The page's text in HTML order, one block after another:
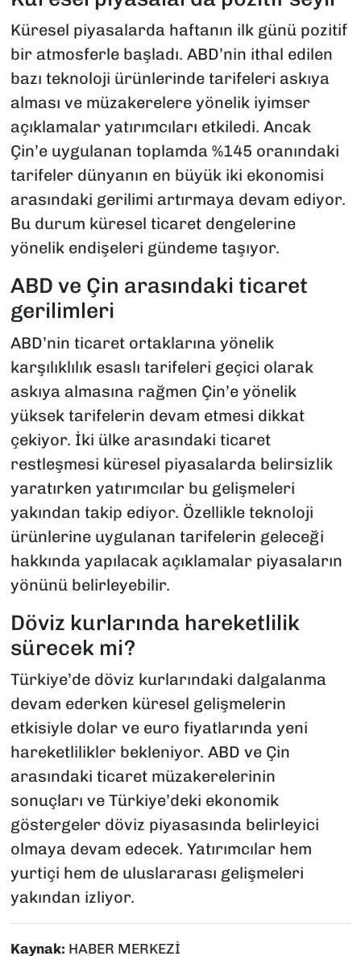
Küresel piyasalarda haftanın ilk günü pozitif
bir atmosferle başladı. ABD’nin ithal edilen
bazı teknoloji ürünlerinde tarifeleri askıya
alması ve müzakerelere yönelik iyimser
açıklamalar yatırımcıları etkiledi. Ancak
Çin’e uygulanan toplamda %145 oranındaki
tarifeler dünyanın en büyük iki ekonomisi
arasındaki gerilimi artırmaya devam ediyor.
Bu durum küresel ticaret dengelerine
yönelik endişeleri gündeme taşıyor.
ABD ve Çin arasındaki ticaret
gerilimleri
ABD’nin ticaret ortaklarına yönelik
karşılıklılık esaslı tarifeleri geçici olarak
askıya almasına rağmen Çin’e yönelik
yüksek tarifelerin devam etmesi dikkat
çekiyor. İki ülke arasındaki ticaret
restleşmesi küresel piyasalarda belirsizlik
yaratırken yatırımcılar bu gelişmeleri
yakından takip ediyor. Özellikle teknoloji
ürünlerine uygulanan tarifelerin geleceği
hakkında yapılacak açıklamalar piyasaların
yönünü belirleyebilir.
Döviz kurlarında hareketlilik
sürecek mi?
Türkiye’de döviz kurlarındaki dalgalanma
devam ederken küresel gelişmelerin
etkisiyle dolar ve euro fiyatlarında yeni
hareketlilikler bekleniyor. ABD ve Çin
arasındaki ticaret müzakerelerinin
sonuçları ve Türkiye’deki ekonomik
göstergeler döviz piyasasında belirleyici
olmaya devam edecek. Yatırımcılar hem
yurtiçi hem de uluslararası gelişmeleri
yakından izliyor.
Kaynak: HABER MERKEZİ